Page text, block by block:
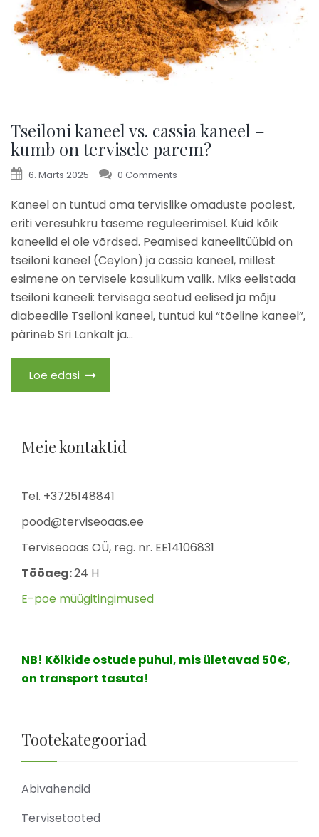
Tseiloni kaneel vs. cassia kaneel –
kumb on tervisele parem?
6. Märts 2025 0 Comments
Kaneel on tuntud oma tervislike omaduste poolest,
eriti veresuhkru taseme reguleerimisel. Kuid kõik
kaneelid ei ole võrdsed. Peamised kaneelitüübid on
tseiloni kaneel (Ceylon) ja cassia kaneel, millest
esimene on tervisele kasulikum valik. Miks eelistada
tseiloni kaneeli: tervisega seotud eelised ja mõju
diabeedile Tseiloni kaneel, tuntud kui “tõeline kaneel”,
pärineb Sri Lankalt ja...
Loe edasi
Meie kontaktid
Tel. +3725148841
pood@terviseoaas.ee
Terviseoaas OÜ, reg. nr. EE14106831
Tööaeg:24 H
E-poe müügitingimused
NB! Kõikide ostude puhul, mis ületavad 50€,
on transport tasuta!
Tootekategooriad
Abivahendid
Tervisetooted